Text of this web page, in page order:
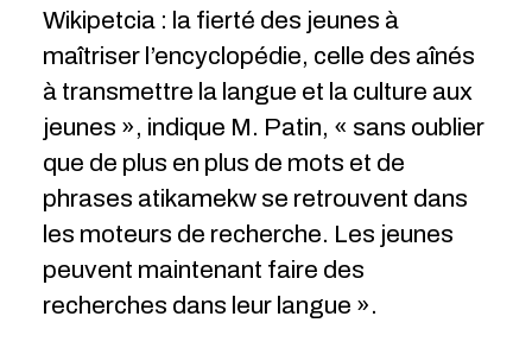
Wikipetcia : la fierté des jeunes à
maîtriser l’encyclopédie, celle des aînés
à transmettre la langue et la culture aux
jeunes », indique M. Patin, « sans oublier
que de plus en plus de mots et de
phrases atikamekw se retrouvent dans
les moteurs de recherche. Les jeunes
peuvent maintenant faire des
recherches dans leur langue ».